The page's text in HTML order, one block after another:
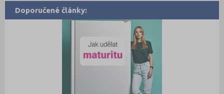
Doporučené články: